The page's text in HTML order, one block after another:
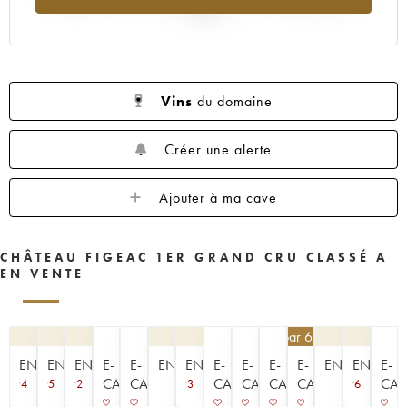
Vins du domaine
Créer une alerte
Ajouter à ma cave
CHÂTEAU FIGEAC 1ER GRAND CRU CLASSÉ A
EN VENTE
ENCHÈRE
4
ENCHÈRE
5
ENCHÈRE
2
E-
CAVISTE
E-
CAVISTE
ENCHÈREENCHÈRE
3
E-
CAVISTE
E-
CAVISTE
E-
CAVISTE
par 6 | -10%
E-
CAVISTE
ENCHÈRE
6
E-